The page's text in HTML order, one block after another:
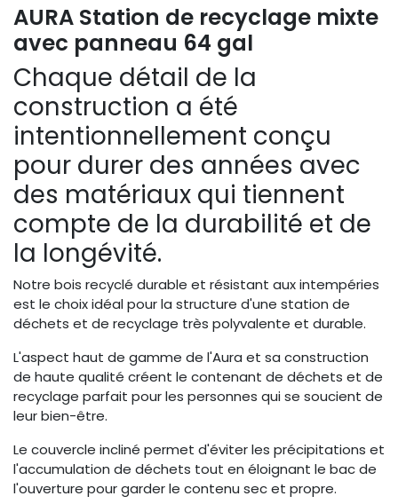
AURA Station de recyclage mixte
avec panneau 64 gal
Chaque détail de la
construction a été
intentionnellement conçu
pour durer des années avec
des matériaux qui tiennent
compte de la durabilité et de
la longévité.
Notre bois recyclé durable et résistant aux intempéries
est le choix idéal pour la structure d'une station de
déchets et de recyclage très polyvalente et durable.
L'aspect haut de gamme de l'Aura et sa construction
de haute qualité créent le contenant de déchets et de
recyclage parfait pour les personnes qui se soucient de
leur bien-être.
Le couvercle incliné permet d'éviter les précipitations et
l'accumulation de déchets tout en éloignant le bac de
l'ouverture pour garder le contenu sec et propre.